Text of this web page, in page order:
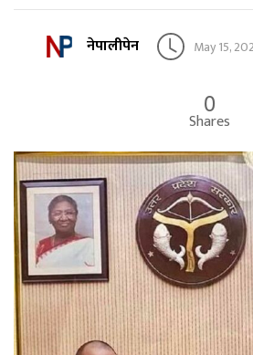
नेपालीपेन May 15,
0
Shares